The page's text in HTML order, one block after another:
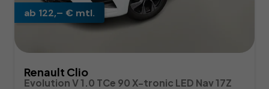
ab 122,– € mtl.
Renault Clio
Evolution V 1.0 TCe 90 X-tronic LED Nav 17Z